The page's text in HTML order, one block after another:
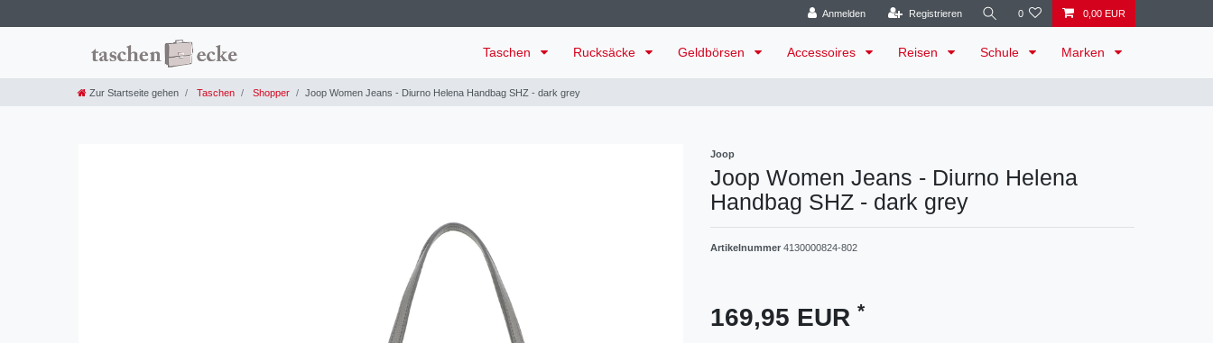
Anmelden Registrieren 0 0,00 EUR
Taschen Rucksäcke Geldbörsen Accessoires Reisen Schule Marken
Zur Startseite gehen Taschen Shopper Joop Women Jeans - Diurno Helena Handbag SHZ - dark grey
Joop
Joop Women Jeans - Diurno Helena
Handbag SHZ - dark grey
Artikelnummer 4130000824-802
169,95 EUR *